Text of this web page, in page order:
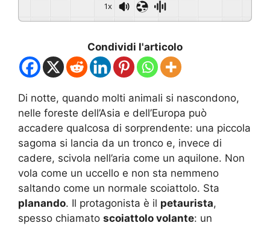
1x
Condividi l'articolo
Di notte, quando molti animali si nascondono,
nelle foreste dell’Asia e dell’Europa può
accadere qualcosa di sorprendente: una piccola
sagoma si lancia da un tronco e, invece di
cadere, scivola nell’aria come un aquilone. Non
vola come un uccello e non sta nemmeno
saltando come un normale scoiattolo. Sta
planando. Il protagonista è il petaurista,
spesso chiamato scoiattolo volante: un